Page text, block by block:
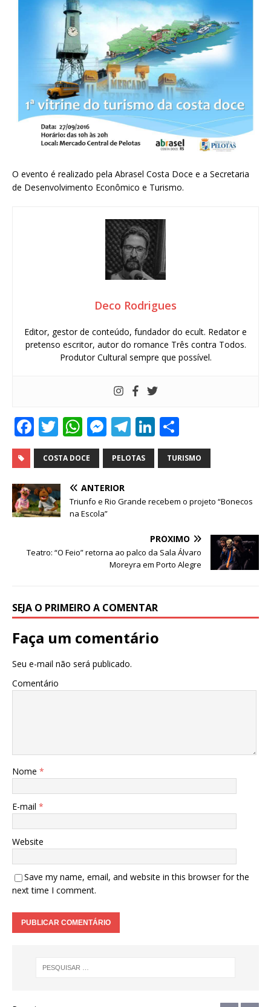
O evento é realizado pela Abrasel Costa Doce e a Secretaria
de Desenvolvimento Econômico e Turismo.
Deco Rodrigues
Editor, gestor de conteúdo, fundador do ecult. Redator e
pretenso escritor, autor do romance Três contra Todos.
Produtor Cultural sempre que possível.
F
a
c
e
b
o
o
k
T
w
it
te
r
W
h
at
s
A
p
p
M
e
ss
e
n
r
T
el
e
ra
Li
n
k
dI
h
ar
COSTA DOCE PELOTAS TURISMO
ANTERIOR
Triunfo e Rio Grande recebem o projeto “Bonecos
na Escola”
PRÓXIMO
Teatro: “O Feio” retorna ao palco da Sala Álvaro
Moreyra em Porto Alegre
SEJA O PRIMEIRO A COMENTAR
Faça um comentário
Seu e-mail não será publicado.
Comentário
Nome *
E-mail *
Website
Save my name, email, and website in this browser for the
next time I comment.